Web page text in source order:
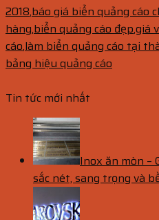
2018,báo giá biển quảng cáo
hàng,biển quảng cáo đẹp,giá
cáo,làm biển quảng cáo tại
bảng hiệu quảng cáo
Tin tức mới nhất
Inox ăn mòn –
sắc nét, sang trọng và